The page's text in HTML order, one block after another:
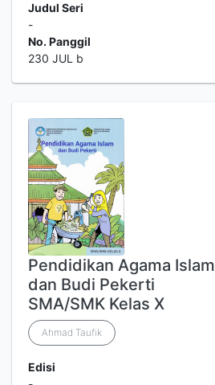
Judul Seri
-
No. Panggil
230 JUL b
Pendidikan Agama Islam
dan Budi Pekerti
SMA/SMK Kelas X
Ahmad Taufik
Edisi